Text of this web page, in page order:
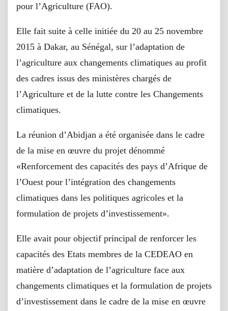
pour l’Agriculture (FAO).
Elle fait suite à celle initiée du 20 au 25 novembre
2015 à Dakar, au Sénégal, sur l’adaptation de
l’agriculture aux changements climatiques au profit
des cadres issus des ministères chargés de
l’Agriculture et de la lutte contre les Changements
climatiques.
La réunion d’Abidjan a été organisée dans le cadre
de la mise en œuvre du projet dénommé
«Renforcement des capacités des pays d’Afrique de
l’Ouest pour l’intégration des changements
climatiques dans les politiques agricoles et la
formulation de projets d’investissement».
Elle avait pour objectif principal de renforcer les
capacités des Etats membres de la CEDEAO en
matière d’adaptation de l’agriculture face aux
changements climatiques et la formulation de projets
d’investissement dans le cadre de la mise en œuvre